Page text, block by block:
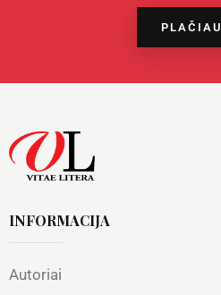
PLAČIAU
INFORMACIJA
Autoriai